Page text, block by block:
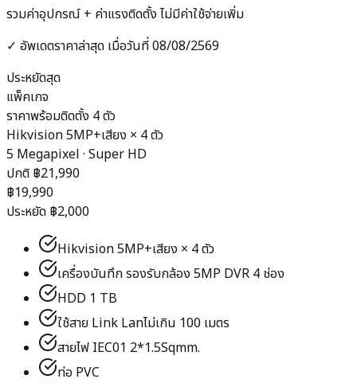
รวมค่าอุปกรณ์ + ค่าแรงติดตั้ง ไม่มีค่าใช้จ่ายเพิ่ม
✓ อัพเดตราคาล่าสุด เมื่อวันที่08/08/2569
ประหยัดสุด
แพ็คเกจ
ราคาพร้อมติดตั้ง 4 ตัว
Hikvision 5MP+เสียง × 4ตัว
5 Megapixel · Super HD
ปกติ ฿21,990
฿19,990
ประหยัด ฿2,000
Hikvision 5MP+เสียง × 4 ตัว
เครื่องบันทึก รองรับกล้อง 5MP DVR 4 ช่อง
HDD 1 TB
ใช้สาย Link Lanไม่เกิน 100 เมตร
สายไฟ IEC01 2*1.5Sqmm.
ท่อ PVC